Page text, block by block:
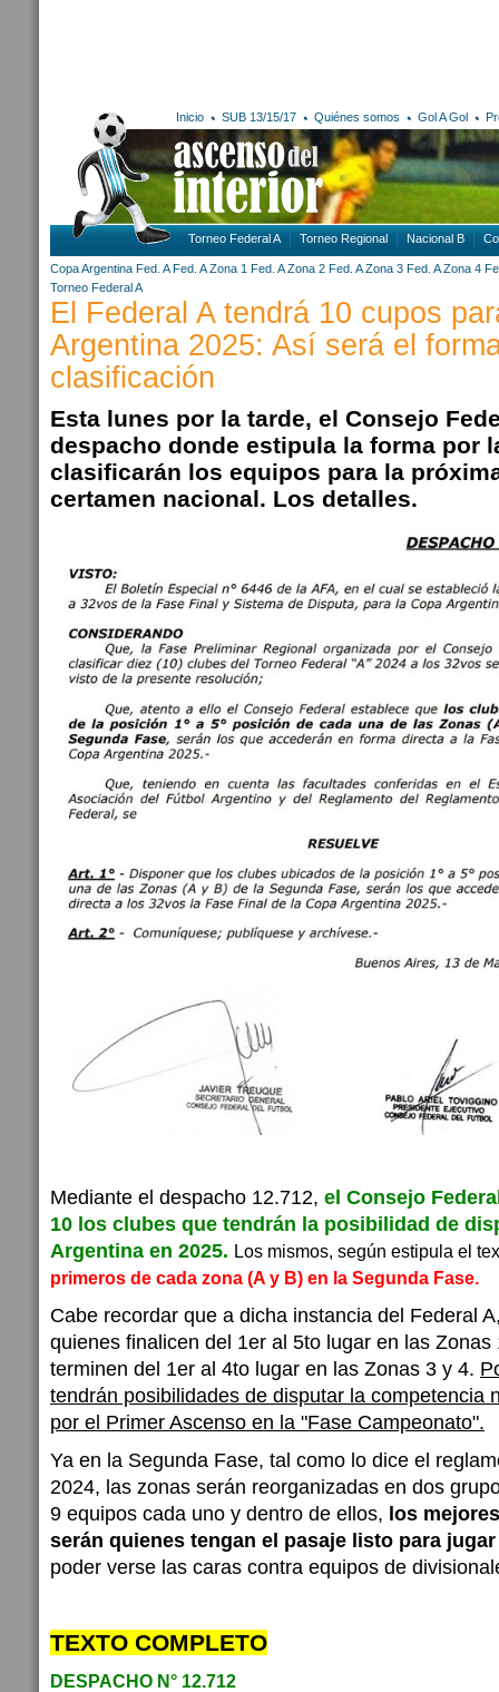
Inicio SUB 13/15/17 Quiénes somos Gol A Gol
Torneo Federal A Torneo Regional Nacional B
Copa Argentina Fed. A Fed. A Zona 1 Fed. A Zona 2 Fed. A Zona 3 Fed. A Zona 4
Torneo Federal A
El Federal A tendrá 10 cupos
Argentina 2025: Así será el
clasificación
Esta lunes por la tarde, el Consejo
despacho donde estipula la forma por
clasificarán los equipos para la
certamen nacional. Los detalles.
Mediante el despacho 12.712, el Consejo
10 los clubes que tendrán la posibilidad de
Argentina en 2025. Los mismos, según estipula el
primeros de cada zona (A y B) en la Segunda Fase.
Cabe recordar que a dicha instancia del Federal
quienes finalicen del 1er al 5to lugar en las
terminen del 1er al 4to lugar en las Zonas 3 y 4.
tendrán posibilidades de disputar la competencia
por el Primer Ascenso en la "Fase Campeonato".
Ya en la Segunda Fase, tal como lo dice el
2024, las zonas serán reorganizadas en dos
9 equipos cada uno y dentro de ellos, los
serán quienes tengan el pasaje listo para
poder verse las caras contra equipos de
TEXTO COMPLETO
DESPACHO N° 12.712